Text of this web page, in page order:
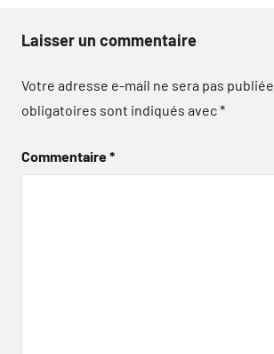
Laisser un commentaire
Votre adresse e-mail ne sera pas publiée.
obligatoires sont indiqués avec*
Commentaire*